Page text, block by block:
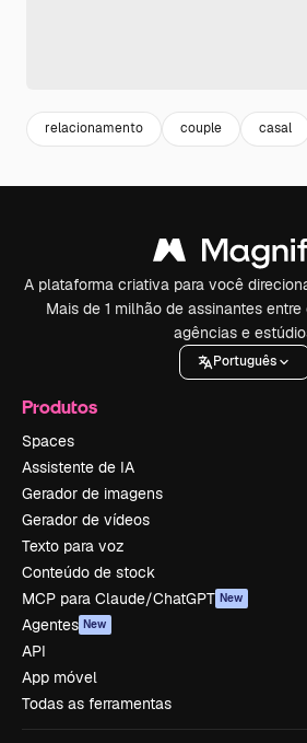
relacionamento couple casal
A plataforma criativa para você
Mais de 1 milhão de assinantes
agências e
Português
Produtos
Spaces
Assistente de IA
Gerador de imagens
Gerador de vídeos
Texto para voz
Conteúdo de stock
MCP para Claude/ChatGPT New
Agentes New
API
App móvel
Todas as ferramentas